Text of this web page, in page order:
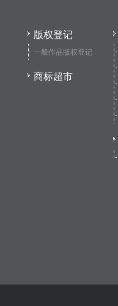
版权登记
一般作品版权登记
商标超市